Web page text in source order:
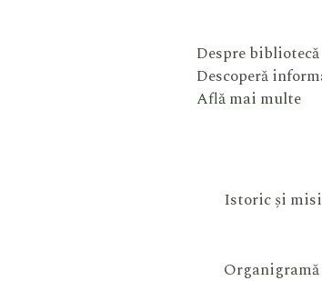
Despre bibliotecă
Descoperă
Află mai multe
Istoric și